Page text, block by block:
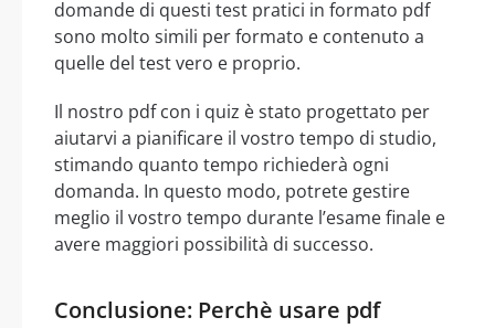
domande di questi test pratici in formato pdf
sono molto simili per formato e contenuto a
quelle del test vero e proprio.
Il nostro pdf con i quiz è stato progettato per
aiutarvi a pianificare il vostro tempo di studio,
stimando quanto tempo richiederà ogni
domanda. In questo modo, potrete gestire
meglio il vostro tempo durante l’esame finale e
avere maggiori possibilità di successo.
Conclusione: Perchè usare pdf